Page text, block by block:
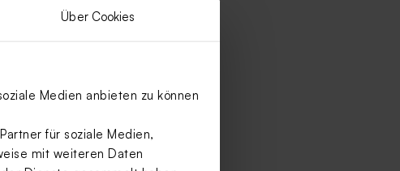
Über Cookies
Medien anbieten zu können
für soziale Medien,
mit weiteren Daten